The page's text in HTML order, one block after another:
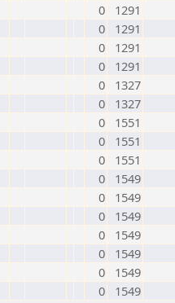
0
1291
0
1291
0
1291
0
1291
0
1327
0
1327
0
1551
0
1551
0
1551
0
1549
0
1549
0
1549
0
1549
0
1549
0
1549
0 1549